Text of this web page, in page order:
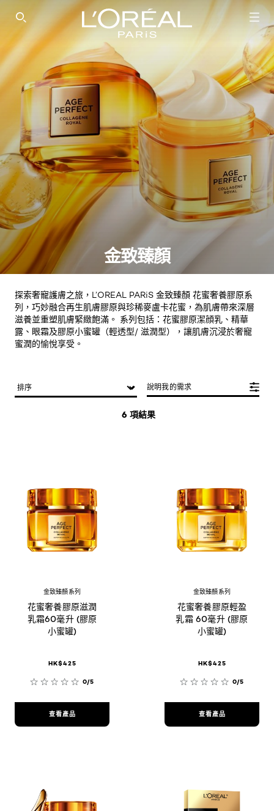
SEARCH THIS SITE
金致臻顏
探索奢寵護膚之旅，L’OREAL PARiS 金致臻顏 花蜜奢養膠原系
列，巧妙融合再生肌膚膠原與珍稀麥盧卡花蜜，為肌膚帶來深層
滋養並重塑肌膚緊緻飽滿。 系列包括：花蜜膠原潔顔乳、精華
露、眼霜及膠原小蜜罐（輕透型/ 滋潤型），讓肌膚沉浸於奢寵
蜜潤的愉悅享受。
6 項結果
說明我的需求
金致臻顏系列
花蜜奢養膠原滋潤
乳霜60毫升 (膠原
小蜜罐)
HK$425
0/5
查看產品
金致臻顏系列
花蜜奢養膠原輕盈
乳霜 60毫升 (膠原
小蜜罐)
HK$425
0/5
查看產品